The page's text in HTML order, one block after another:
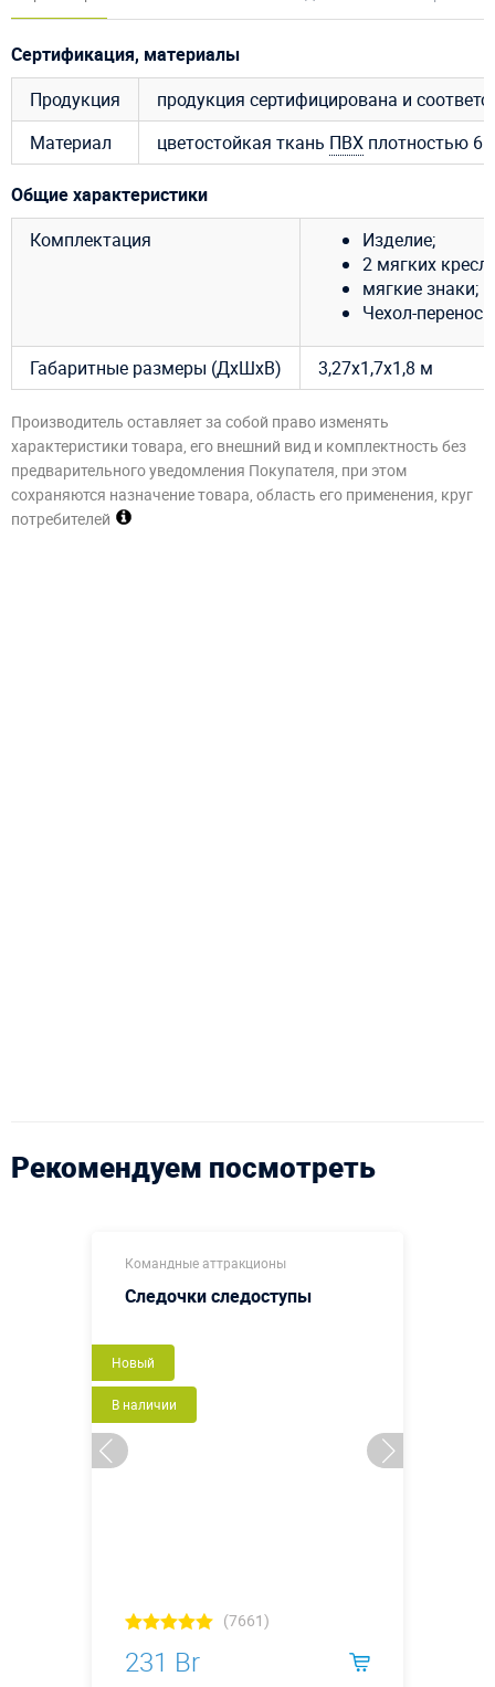
Сертификация, материалы
Продукция
продукция сертифицирована и
Материал
цветостойкая ткань ПВХ плотностью
Общие характеристики
Комплектация
Изделие;
2 мягких
мягкие знаки;
Чехол-
Габаритные размеры (ДхШхВ) 3,27х1,7х1,8 м
Производитель оставляет за собой право изменять
характеристики товара, его внешний вид и комплектность без
предварительного уведомления Покупателя, при этом
сохраняются назначение товара, область его применения, круг
потребителей
Рекомендуем посмотреть
Командные аттракционы
Следочки следоступы
Новый
В наличии
(7661)
231 Br